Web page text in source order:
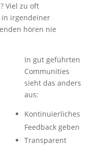
Viel zu oft
in irgendeiner
hören nie
In gut geführten
Communities
sieht das anders
aus:
Kontinuierliches
Feedback geben
Transparent